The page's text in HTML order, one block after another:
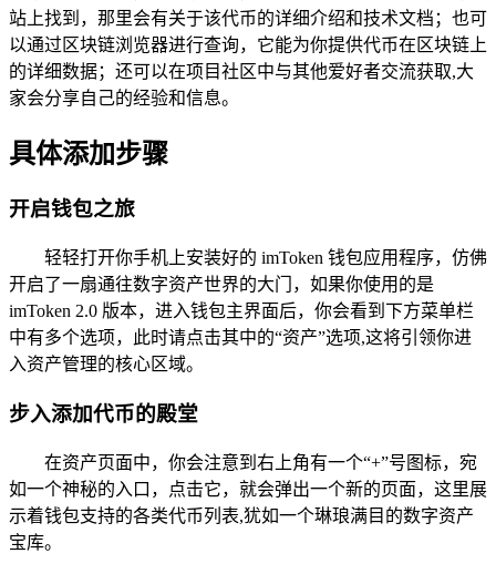
站上找到，那里会有关于该代币的详细介绍和技术文档；也可
以通过区块链浏览器进行查询，它能为你提供代币在区块链上
的详细数据；还可以在项目社区中与其他爱好者交流获取,大
家会分享自己的经验和信息。
具体添加步骤
开启钱包之旅
轻轻打开你手机上安装好的 imToken 钱包应用程序，仿佛
开启了一扇通往数字资产世界的大门，如果你使用的是
imToken 2.0 版本，进入钱包主界面后，你会看到下方菜单栏
中有多个选项，此时请点击其中的“资产”选项,这将引领你进
入资产管理的核心区域。
步入添加代币的殿堂
在资产页面中，你会注意到右上角有一个“+”号图标，宛
如一个神秘的入口，点击它，就会弹出一个新的页面，这里展
示着钱包支持的各类代币列表,犹如一个琳琅满目的数字资产
宝库。